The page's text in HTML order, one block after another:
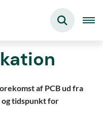
af PCB ud fra
tidspunkt for